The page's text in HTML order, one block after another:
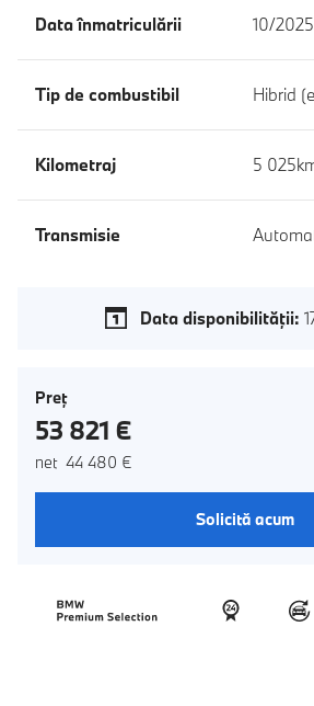
Data înmatriculării 10/2025
Tip de combustibil Hibrid
Kilometraj 5
Transmisie
Data disponibilităţii:
Preţ
53 821 €
net 44 480 €
Solicită acum